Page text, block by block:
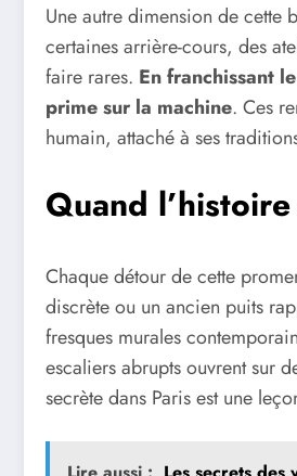
Une autre dimension de cette
certaines arrière-cours, des
faire rares. En franchissant
prime sur la machine. Ces
humain, attaché à ses
Quand
Chaque détour de cette
discrète ou un ancien puits
fresques murales
escaliers abrupts ouvrent sur
secrète dans Paris est une